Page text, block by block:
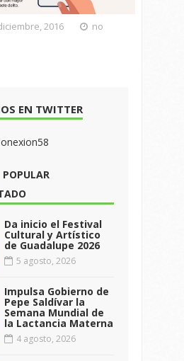
2016
no
EN TWITTER
POPULAR
Da inicio el Festival
Cultural y Artístico
de Guadalupe 2026
5 agosto, 2026
Impulsa Gobierno de
Pepe Saldívar la
Semana Mundial de
la Lactancia Materna
4 agosto, 2026